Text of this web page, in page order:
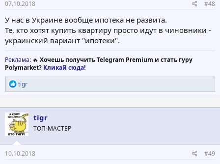
07.10.2018 #48
У нас в Украине вообще ипотека не развита.
Те, кто хотят купить квартиру просто идут в чиновники -
украинский вариант "ипотеки".
Реклама: 🔥 Хочешь получить Telegram Premium и стать гуру
Polymarket? Кликай сюда!
Р
е
а
к
ц
и
и
:
tigr
tigr
ТОП-МАСТЕР
10.10.2018 #49